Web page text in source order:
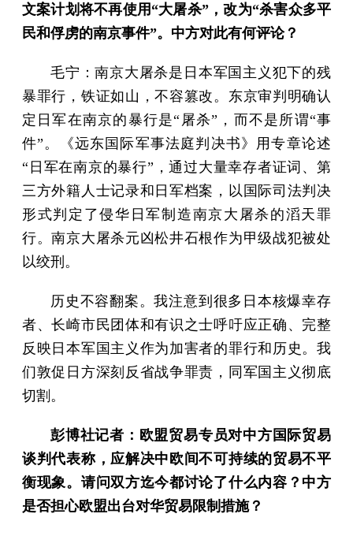
文案计划将不再使用“大屠杀”，改为“杀害众多平
民和俘虏的南京事件”。中方对此有何评论？
毛宁：南京大屠杀是日本军国主义犯下的残
暴罪行，铁证如山，不容篡改。东京审判明确认
定日军在南京的暴行是“屠杀”，而不是所谓“事
件”。《远东国际军事法庭判决书》用专章论述
“日军在南京的暴行”，通过大量幸存者证词、第
三方外籍人士记录和日军档案，以国际司法判决
形式判定了侵华日军制造南京大屠杀的滔天罪
行。南京大屠杀元凶松井石根作为甲级战犯被处
以绞刑。
历史不容翻案。我注意到很多日本核爆幸存
者、长崎市民团体和有识之士呼吁应正确、完整
反映日本军国主义作为加害者的罪行和历史。我
们敦促日方深刻反省战争罪责，同军国主义彻底
切割。
彭博社记者：欧盟贸易专员对中方国际贸易
谈判代表称，应解决中欧间不可持续的贸易不平
衡现象。请问双方迄今都讨论了什么内容？中方
是否担心欧盟出台对华贸易限制措施？